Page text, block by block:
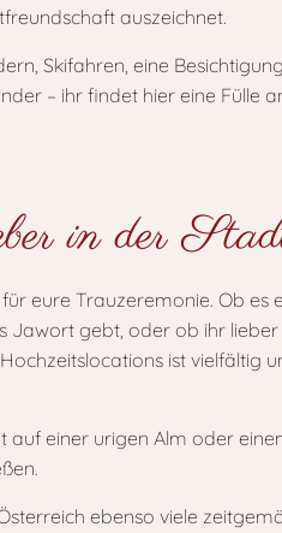
auszeichnet.
Skifahren, eine
– ihr findet hier eine Fülle
in der
eure Trauzeremonie. Ob es
Jawort gebt, oder ob ihr
ist vielfältig
auf einer urigen Alm oder
ebenso viele